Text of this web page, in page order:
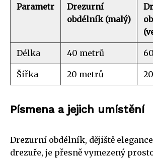
Parametr
Drezurní
obdélník (malý)
Délka 40 metrů
Šířka 20 metrů
Písmena a jejich umístění
Drezurní obdélník, dějiště
drezuře, je přesně vymezený